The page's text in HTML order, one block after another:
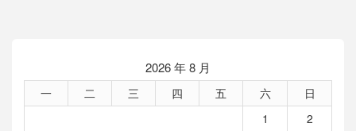
2026 年 8 月
一 二 三 四 五 六
日
1
2